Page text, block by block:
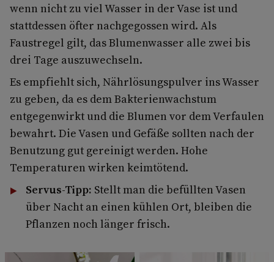
wenn nicht zu viel Wasser in der Vase ist und
stattdessen öfter nachgegossen wird. Als
Faustregel gilt, das Blumenwasser alle zwei bis
drei Tage auszuwechseln.
Es empfiehlt sich, Nährlösungspulver ins Wasser
zu geben, da es dem Bakterienwachstum
entgegenwirkt und die Blumen vor dem Verfaulen
bewahrt. Die Vasen und Gefäße sollten nach der
Benutzung gut gereinigt werden. Hohe
Temperaturen wirken keimtötend.
Servus-Tipp: Stellt man die befüllten Vasen
über Nacht an einen kühlen Ort, bleiben die
Pflanzen noch länger frisch.